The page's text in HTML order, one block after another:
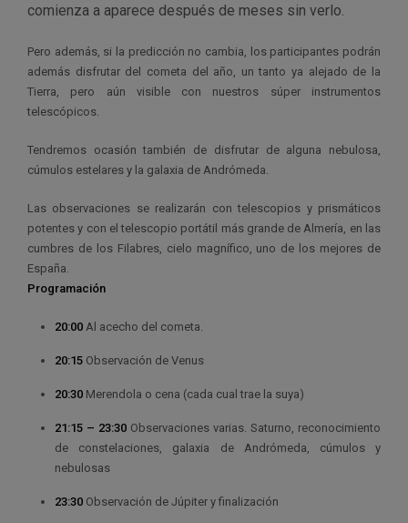
comienza a aparece después de meses sin verlo.
Pero además, si la predicción no cambia, los participantes podrán
además disfrutar del cometa del año, un tanto ya alejado de la
Tierra, pero aún visible con nuestros súper instrumentos
telescópicos.
Tendremos ocasión también de disfrutar de alguna nebulosa,
cúmulos estelares y la galaxia de Andrómeda.
Las observaciones se realizarán con telescopios y prismáticos
potentes y con el telescopio portátil más grande de Almería, en las
cumbres de los Filabres, cielo magnífico, uno de los mejores de
España.
Programación
20:00 Al acecho del cometa.
20:15 Observación de Venus
20:30 Merendola o cena (cada cual trae la suya)
21:15 – 23:30 Observaciones varias. Saturno, reconocimiento
de constelaciones, galaxia de Andrómeda, cúmulos y
nebulosas
23:30 Observación de Júpiter y finalización